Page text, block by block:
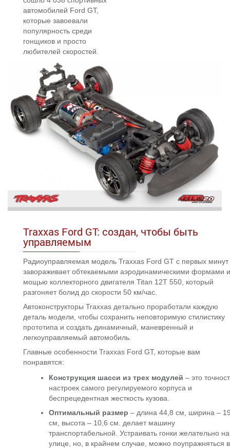
автомобилей Ford GT,
которые завоевали
популярность среди
гонщиков и просто
любителей скоростей.
Traxxas Ford GT: создан, чтобы быть
управляемым
Радиоуправляемая модель Traxxas Ford GT с первых минут
завораживает обтекаемыми аэродинамическими формами и
мощью коллекторного двигателя Titan 12T 550, который
разгоняет болид до скорости 50 км/час.
Автоконструкторы Traxxas детально проработали каждую
деталь модели, чтобы сохранить неповторимую стилистику
прототипа и создать динамичный, маневренный и
легкоуправляемый автомобиль.
Главные особенности Traxxas Ford GT, которые вам
понравятся:
Конструкция шасси из трех модулей – это
настроек самого регулируемого корпуса и
беспрецедентная жесткость кузова.
Оптимальный размер – длина 44,8 см, ширина –
см, высота – 10,6 см. делает машину
транспортабельной. Устраивать гонки желательно на
улице, но, в крайнем случае, можно поупражняться в